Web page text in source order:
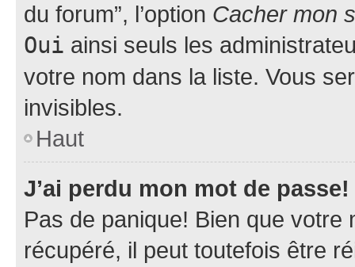
du forum”, l’option Cacher mon
Oui ainsi seuls les
votre nom dans la liste. Vous
invisibles.
Haut
J’ai perdu mon mot de passe!
Pas de panique! Bien que
récupéré, il peut toutefois être